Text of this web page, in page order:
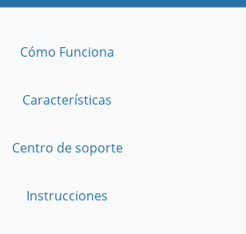
Cómo Funciona
Características
Centro de soporte
Instrucciones